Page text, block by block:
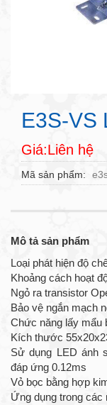
E3S-VS
Giá:Liên hệ
Mã sản phẩm
Mô tả sản phẩm
Loại phát hiện độ
Khoảng cách hoạt
Ngỏ ra transistor
Bảo vệ ngắn mạch
Chức năng lấy mẩu
Kích thước
Sử dụng LED ánh
đáp ứng 0.12ms
Vỏ bọc bằng hợp
Ứng dụng trong các